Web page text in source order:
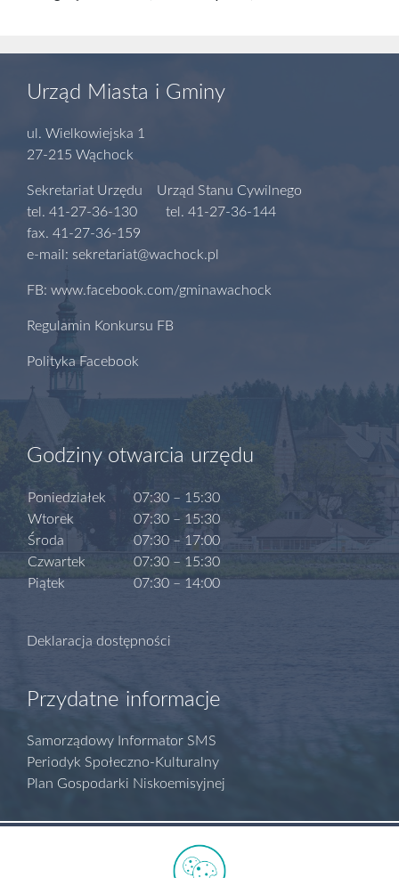
Urząd Miasta i Gminy
ul. Wielkowiejska 1
27-215 Wąchock
Sekretariat Urzędu Urząd Stanu Cywilnego
tel. 41-27-36-130 tel. 41-27-36-144
fax. 41-27-36-159
e-mail: sekretariat@wachock.pl
FB: www.facebook.com/gminawachock
Regulamin Konkursu FB
Polityka Facebook
Godziny otwarcia urzędu
Poniedziałek
Wtorek
Środa
Czwartek
Piątek
07:30 – 15:30
07:30 – 15:30
07:30 – 17:00
07:30 – 15:30
07:30 – 14:00
Deklaracja dostępności
Przydatne informacje
Samorządowy Informator SMS
Periodyk Społeczno-Kulturalny
Plan Gospodarki Niskoemisyjnej